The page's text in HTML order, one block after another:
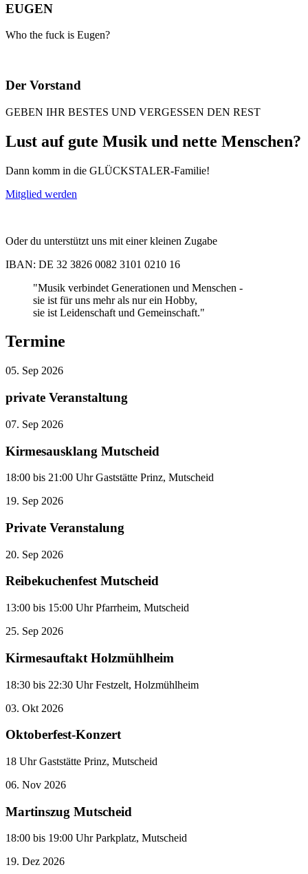
EUGEN
Who the fuck is Eugen?
Der Vorstand
GEBEN IHR BESTES UND VERGESSEN DEN REST
Lust auf gute Musik und nette Menschen?
Dann komm in die GLÜCKSTALER-Familie!
Mitglied werden
Oder du unterstützt uns mit einer kleinen Zugabe
IBAN: DE 32 3826 0082 3101 0210 16
"Musik verbindet Generationen und Menschen -
sie ist für uns mehr als nur ein Hobby,
sie ist Leidenschaft und Gemeinschaft."
Termine
05. Sep 2026
private Veranstaltung
07. Sep 2026
Kirmesausklang Mutscheid
18:00 bis 21:00 Uhr Gaststätte Prinz, Mutscheid
19. Sep 2026
Private Veranstalung
20. Sep 2026
Reibekuchenfest Mutscheid
13:00 bis 15:00 Uhr Pfarrheim, Mutscheid
25. Sep 2026
Kirmesauftakt Holzmühlheim
18:30 bis 22:30 Uhr Festzelt, Holzmühlheim
03. Okt 2026
Oktoberfest-Konzert
18 Uhr Gaststätte Prinz, Mutscheid
06. Nov 2026
Martinszug Mutscheid
18:00 bis 19:00 Uhr Parkplatz, Mutscheid
19. Dez 2026